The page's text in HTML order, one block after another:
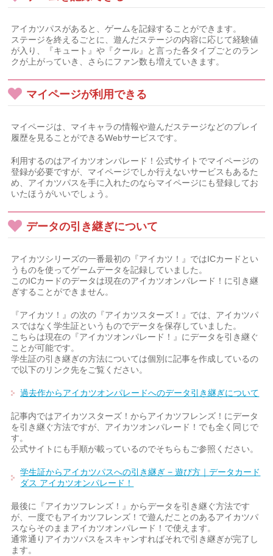
アイカツパスがあると、ゲームを記録することができます。
ステージを終えるごとに、遊んだステージの内容に応じて経験値
が入り、『キュート』や『クール』と言った各タイプごとのラン
クが上がっていき、さらにファン数も増えていきます。
マイページが利用できる
マイページは、マイキャラの情報や遊んだステージなどのプレイ
履歴を見ることができるWebサービスです。
利用するのはアイカツオンパレード！公式サイトでマイページの
登録が必要ですが、マイページでしか行えないサービスもあるた
め、アイカツパスを手に入れたのならマイページにも登録してお
いたほうがいいでしょう。
データの引き継ぎについて
アイカツシリーズの一番最初の『アイカツ！』ではICカードとい
うものを使ってゲームデータを記録していました。
このICカードのデータは現在のアイカツオンパレード！に引き継
ぎすることができません。
『アイカツ！』の次の『アイカツスターズ！』では、アイカツパ
スではなく学生証というものでデータを保存していました。
こちらは現在の『アイカツオンパレード！』にデータを引き継ぐ
ことが可能です。
学生証の引き継ぎの方法については個別に記事を作成しているの
で以下のリンク先をご覧ください。
過去作からアイカツオンパレードへのデータ引き継ぎについて
記事内ではアイカツスターズ！からアイカツフレンズ！にデータ
を引き継ぐ方法ですが、アイカツオンパレード！でも全く同じで
す。
公式サイトにも手順が載っているのでそちらもご参照ください。
学生証からアイカツパスへの引き継ぎ − 遊び方｜データカード
ダス アイカツオンパレード！
最後に『アイカツフレンズ！』からデータを引き継ぐ方法です
が、一度でもアイカツフレンズ！で遊んだことのあるアイカツパ
スならそのままアイカツオンパレード！で使えます。
通常通りアイカツパスをスキャンすればそれで引き継ぎが完了し
ます。